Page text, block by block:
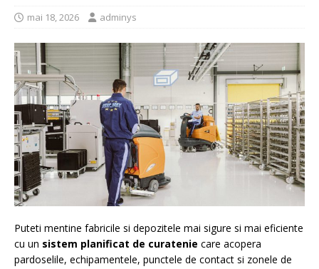
mai 18, 2026 adminys
Puteti mentine fabricile si depozitele mai sigure si mai eficiente
cu un sistem planificat de curatenie care acopera
pardoselile, echipamentele, punctele de contact si zonele de